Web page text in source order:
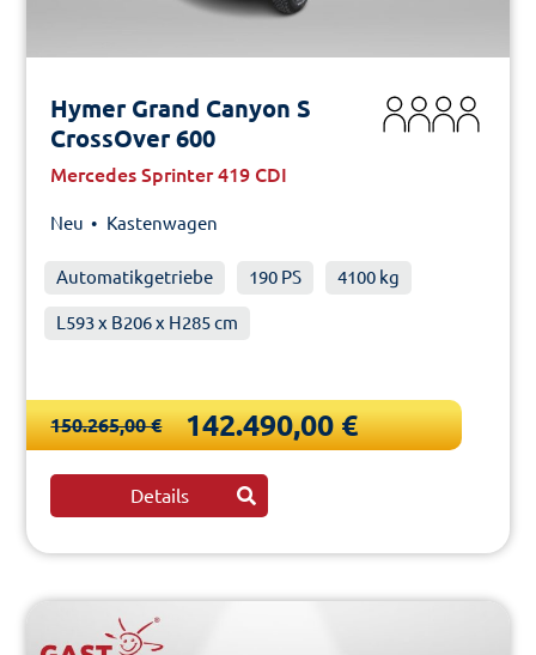
Hymer Grand Canyon S
CrossOver 600
Mercedes Sprinter 419 CDI
Neu • Kastenwagen
Automatikgetriebe 190 PS 4100 kg
L593 x B206 x H285 cm
150.265,00 € 142.490,00 €
Details